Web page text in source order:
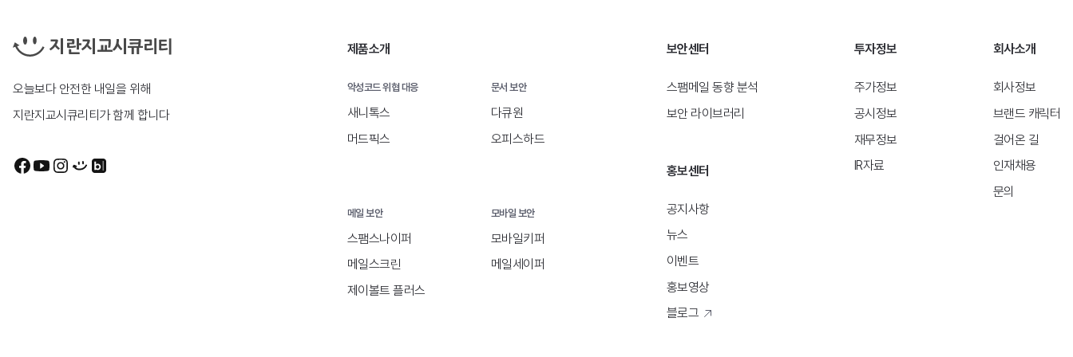
오늘보다 안전한 내일을 위해
지란지교시큐리티가 함께 합니다
제품소개
악성코드 위협 대응
새니톡스
머드픽스
메일 보안
스팸스나이퍼
메일스크린
제이볼트 플러스
문서 보안
다큐원
오피스하드
모바일 보안
모바일키퍼
메일세이퍼
보안센터
스팸메일 동향 분석
보안 라이브러리
홍보센터
공지사항
뉴스
이벤트
홍보영상
블로그
투자정보
주가정보
공시정보
재무정보
IR자료
회사소개
회사정보
브랜드 캐릭터
걸어온 길
인재채용
문의